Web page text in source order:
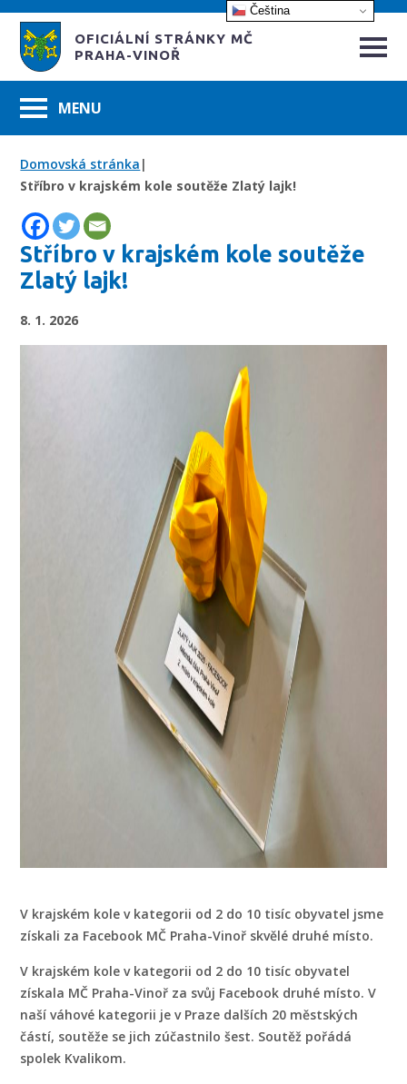
OFICIÁLNÍ STRÁNKY MČ
PRAHA-VINOŘ
Domovská stránka |
Stříbro v krajském kole soutěže Zlatý lajk!
Stříbro v krajském kole soutěže
Zlatý lajk!
8. 1. 2026
V krajském kole v kategorii od 2 do 10 tisíc obyvatel jsme
získali za Facebook MČ Praha-Vinoř skvělé druhé místo.
V krajském kole v kategorii od 2 do 10 tisíc obyvatel
získala MČ Praha-Vinoř za svůj Facebook druhé místo. V
naší váhové kategorii je v Praze dalších 20 městských
částí, soutěže se jich zúčastnilo šest. Soutěž pořádá
spolek Kvalikom.
Čeština‎